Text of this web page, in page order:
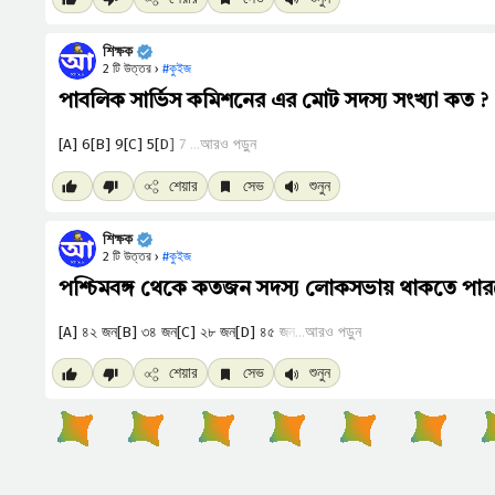
শিক্ষক
2 টি উত্তর › #কুইজ
পাবলিক সার্ভিস কমিশনের এর মোট সদস্য সংখ্যা কত ?
আরও পড়ুন
শেয়ার সেভ শুনুন
শিক্ষক
2 টি উত্তর › #কুইজ
পশ্চিমবঙ্গ থেকে কতজন সদস্য লোকসভায় থাকতে
আরও পড়ুন
শেয়ার সেভ শুনুন